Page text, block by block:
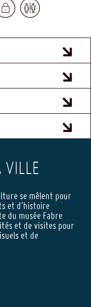
VILLE
se mêlent pour
et d’histoire
du musée Fabre
et de visites pour
et de